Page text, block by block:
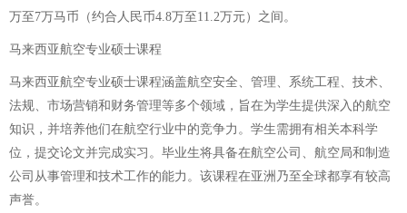
万至7万马币（约合人民币4.8万至11.2万元）之间。
马来西亚航空专业硕士课程
马来西亚航空专业硕士课程涵盖航空安全、管理、系统工程、技术、
法规、市场营销和财务管理等多个领域，旨在为学生提供深入的航空
知识，并培养他们在航空行业中的竞争力。学生需拥有相关本科学
位，提交论文并完成实习。毕业生将具备在航空公司、航空局和制造
公司从事管理和技术工作的能力。该课程在亚洲乃至全球都享有较高
声誉。